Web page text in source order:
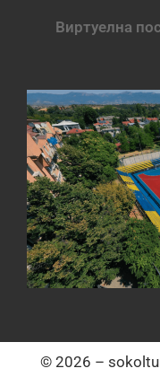
Виртуелна
© 2026 –